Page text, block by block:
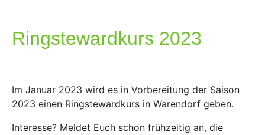
Ringstewardkurs 2023
Im Januar 2023 wird es in Vorbereitung der Saison
2023 einen Ringstewardkurs in Warendorf geben.
Interesse? Meldet Euch schon frühzeitig an, die